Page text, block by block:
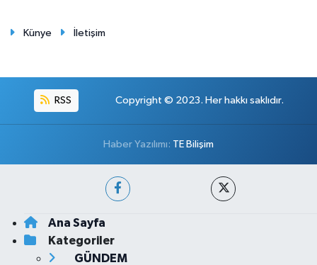
Künye İletişim
RSS Copyright © 2023. Her hakkı saklıdır.
Haber Yazılımı: TE Bilişim
Ana Sayfa
Kategoriler
GÜNDEM